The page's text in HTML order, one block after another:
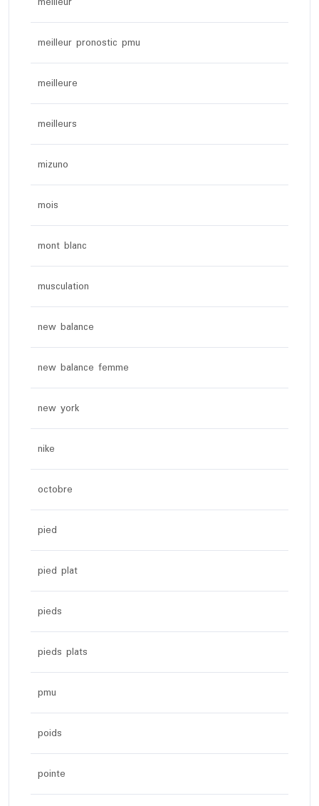
meilleur pronostic pmu
meilleure
meilleurs
mizuno
mois
mont blanc
musculation
new balance
new balance femme
new york
nike
octobre
pied
pied plat
pieds
pieds plats
pmu
poids
pointe